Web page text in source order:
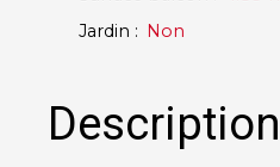
Jardin : Non
Description